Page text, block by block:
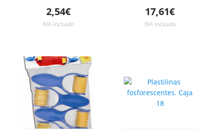
2,54€
IVA incluido
17,61€
IVA incluido